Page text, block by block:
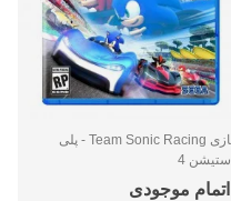
بازی Team Sonic Racing - پلی
استیشن 4
اتمام موجودی